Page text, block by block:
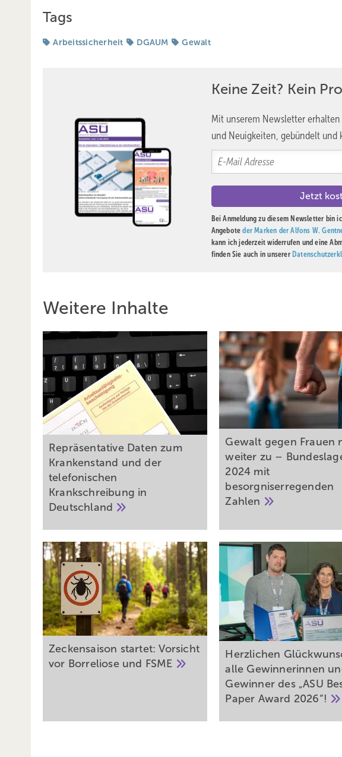
Tags
Arbeitssicherheit DGAUM Gewalt
Keine Zeit? Kein
Mit unserem Newsletter
und Neuigkeiten, gebündelt und
Bei Anmeldung zu diesem Newsletter bin
Angeboteder Marken der Alfons W.
kann ich jederzeit widerrufen und eine
finden Sie auch in unserer
Weitere Inhalte
Repräsentative Daten zum
Krankenstand und der
telefonischen
Krankschreibung in
Deutschland
Gewalt gegen Frauen
weiter zu –
2024 mit
besorgniserregenden
Zahlen
Zeckensaison startet: Vorsicht
vor Borreliose und FSME
Herzlichen
alle Gewinnerinnen
Gewinner des „ASU
Paper Award 2026“!